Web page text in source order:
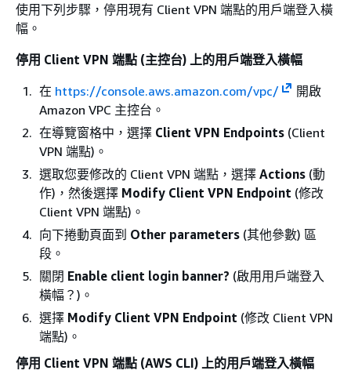
使用下列步驟，停用現有 Client VPN 端點的用戶端登入橫
幅。
停用 Client VPN 端點 (主控台) 上的用戶端登入橫幅
在 https://console.aws.amazon.com/vpc/
開啟
Amazon VPC 主控台。
在導覽窗格中，選擇 Client VPN Endpoints (Client
VPN 端點)。
選取您要修改的 Client VPN 端點，選擇 Actions (動
作)，然後選擇 Modify Client VPN Endpoint (修改
Client VPN 端點)。
向下捲動頁面到 Other parameters (其他參數) 區
段。
關閉 Enable client login banner? (啟用用戶端登入
橫幅？)。
選擇 Modify Client VPN Endpoint (修改 Client VPN
端點)。
停用 Client VPN 端點 (AWS CLI) 上的用戶端登入橫幅